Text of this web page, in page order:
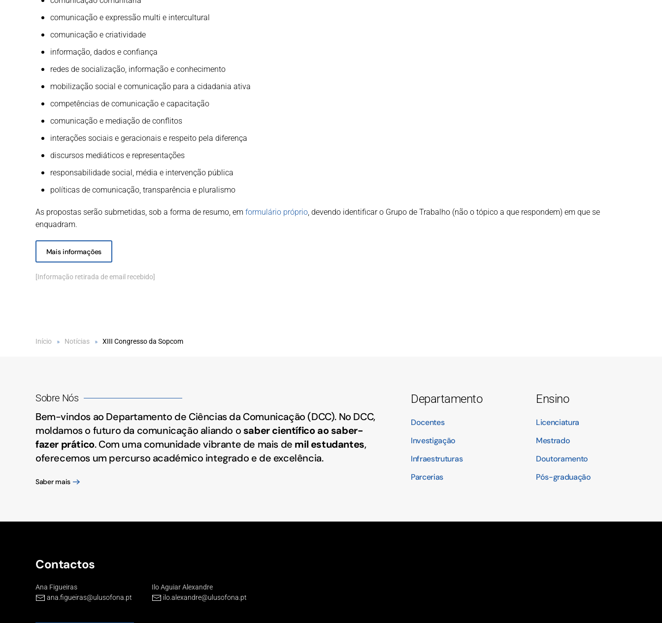
comunicação e expressão multi e intercultural
comunicação e criatividade
informação, dados e confiança
redes de socialização, informação e conhecimento
mobilização social e comunicação para a cidadania ativa
competências de comunicação e capacitação
comunicação e mediação de conflitos
interações sociais e geracionais e respeito pela diferença
discursos mediáticos e representações
responsabilidade social, média e intervenção pública
políticas de comunicação, transparência e pluralismo
As propostas serão submetidas, sob a forma de resumo, em formulário próprio, devendo identificar o Grupo de Trabalho (não o tópico a que respondem) em que se
enquadram.
Mais informações
[Informação retirada de email recebido]
Início Notícias XIII Congresso da Sopcom
Sobre Nós
Bem-vindos ao Departamento de Ciências da Comunicação (DCC). No DCC,
moldamos o futuro da comunicação aliando o saber científico ao saber-
fazer prático. Com uma comunidade vibrante de mais de mil estudantes,
oferecemos um percurso académico integrado e de excelência.
Saber mais
Departamento
Docentes
Investigação
Infraestruturas
Parcerias
Ensino
Licenciatura
Mestrado
Doutoramento
Pós-graduação
Contactos
Ana Figueiras
ana.figueiras@ulusofona.pt
Ilo Aguiar Alexandre
ilo.alexandre@ulusofona.pt